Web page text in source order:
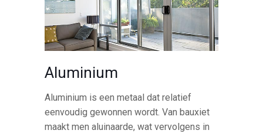
Aluminium
Aluminium is een metaal dat relatief
eenvoudig gewonnen wordt. Van bauxiet
maakt men aluinaarde, wat vervolgens in